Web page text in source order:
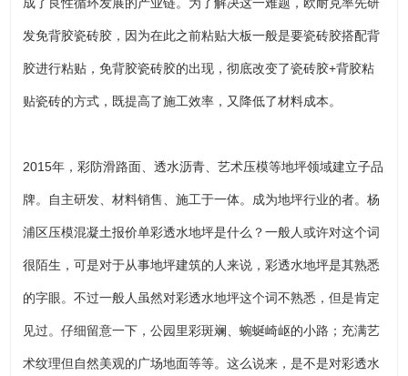
发免背胶瓷砖胶，因为在此之前粘贴大板一般是要瓷砖胶搭配背
胶进行粘贴，免背胶瓷砖胶的出现，彻底改变了瓷砖胶+背胶粘
贴瓷砖的方式，既提高了施工效率，又降低了材料成本。
2015年，彩防滑路面、透水沥青、艺术压模等地坪领域建立子品
牌。自主研发、材料销售、施工于一体。成为地坪行业的者。杨
浦区压模混凝土报价单彩透水地坪是什么？一般人或许对这个词
很陌生，可是对于从事地坪建筑的人来说，彩透水地坪是其熟悉
的字眼。不过一般人虽然对彩透水地坪这个词不熟悉，但是肯定
见过。仔细留意一下，公园里彩斑斓、蜿蜒崎岖的小路；充满艺
术纹理但自然美观的广场地面等等。这么说来，是不是对彩透水